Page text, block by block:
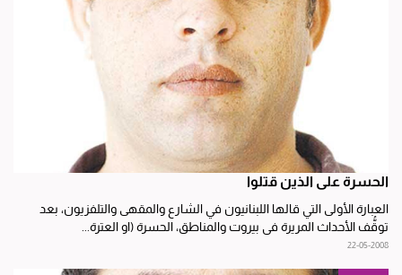
الحسرة على الذين قتلوا
العبارة الأولى التي قالها اللبنانيون في الشارع والمقهى والتلفزيون، بعد
توقُّف الأحداث المريرة في بيروت والمناطق، الحسرة (او العترة...
22-05-2008